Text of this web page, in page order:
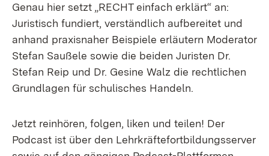
Genau hier setzt „RECHT einfach erklärt“ an:
Juristisch fundiert, verständlich aufbereitet und
anhand praxisnaher Beispiele erläutern Moderator
Stefan Saußele sowie die beiden Juristen Dr.
Stefan Reip und Dr. Gesine Walz die rechtlichen
Grundlagen für schulisches Handeln.
Jetzt reinhören, folgen, liken und teilen! Der
Podcast ist über den Lehrkräftefortbildungsserver